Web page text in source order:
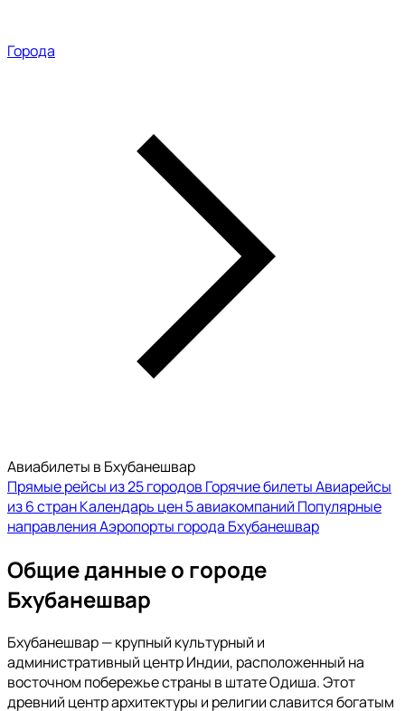
Города
Авиабилеты в Бхубанешвар
Прямые рейсы из 25 городов Горячие билетыАвиарейсы
из 6 странКалендарь цен5 авиакомпаний Популярные
направленияАэропорты города Бхубанешвар
Общие данные о городе
Бхубанешвар
Бхубанешвар — крупный культурный и
административный центр Индии, расположенный на
восточном побережье страны в штате Одиша. Этот
древний центр архитектуры и религии славится богатым